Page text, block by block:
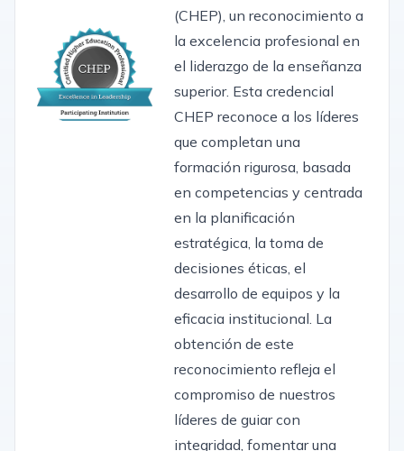
(CHEP), un reconocimiento a
la excelencia profesional en
el liderazgo de la enseñanza
superior. Esta credencial
CHEP reconoce a los líderes
que completan una
formación rigurosa, basada
en competencias y centrada
en la planificación
estratégica, la toma de
decisiones éticas, el
desarrollo de equipos y la
eficacia institucional. La
obtención de este
reconocimiento refleja el
compromiso de nuestros
líderes de guiar con
integridad, fomentar una